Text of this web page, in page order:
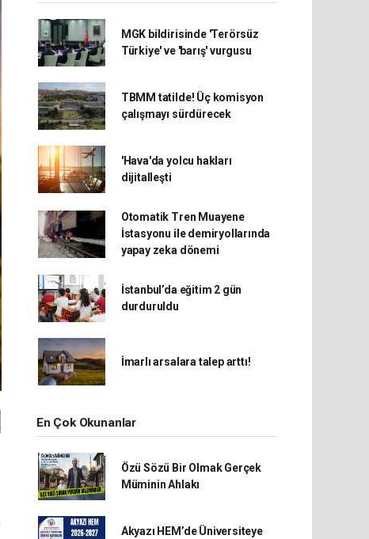
MGK bildirisinde 'Terörsüz
Türkiye' ve 'barış' vurgusu
TBMM tatilde! Üç komisyon
çalışmayı sürdürecek
'Hava'da yolcu hakları
dijitalleşti
Otomatik Tren Muayene
İstasyonu ile demiryollarında
yapay zeka dönemi
İstanbul’da eğitim 2 gün
durduruldu
İmarlı arsalara talep arttı!
En Çok Okunanlar
Özü Sözü Bir Olmak Gerçek
Müminin Ahlakı
Akyazı HEM’de Üniversiteye